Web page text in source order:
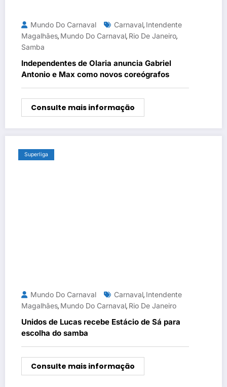
Mundo Do Carnaval Carnaval, Intendente
Magalhães, Mundo Do Carnaval, Rio De Janeiro,
Samba
Independentes de Olaria anuncia Gabriel
Antonio e Max como novos coreógrafos
Consulte mais informação
Superliga
Mundo Do Carnaval Carnaval, Intendente
Magalhães, Mundo Do Carnaval, Rio De Janeiro
Unidos de Lucas recebe Estácio de Sá para
escolha do samba
Consulte mais informação